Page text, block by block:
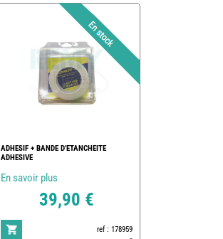
ADHESIF + BANDE D'ETANCHEITE
ADHESIVE
En savoir plus
39,90 €
ref : 178959